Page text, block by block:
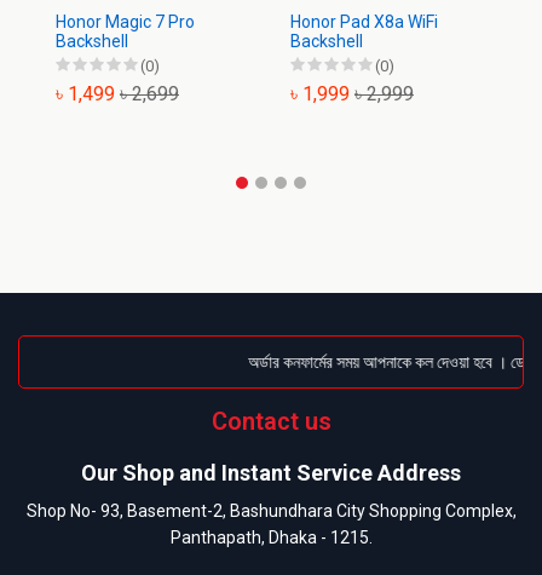
Honor Magic 7 Pro
Backshell
(0)
৳ 1,499 ৳ 2,699
Honor Pad X8a WiFi
Backshell
(0)
৳ 1,999 ৳ 2,999
অর্ডার কনফার্মের সময় আপনাকে কল দেওয়া হবে ।
Contact us
Our Shop and Instant Service Address
Shop No- 93, Basement-2, Bashundhara City Shopping Complex,
Panthapath, Dhaka - 1215.